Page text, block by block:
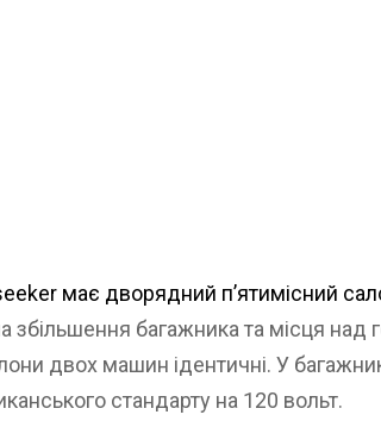
має дворядний п’ятимісний
збільшення багажника та місця над
двох машин ідентичні. У
стандарту на 120 вольт.